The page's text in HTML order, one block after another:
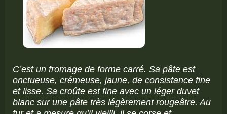
C’est un fromage de forme carré. Sa pâte est
onctueuse, crémeuse, jaune, de consistance fine
et lisse. Sa croûte est fine avec un léger duvet
blanc sur une pâte très légèrement rougeâtre. Au